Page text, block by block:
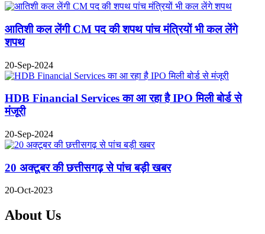
आतिशी कल लेंगी CM पद की शपथ पांच मंत्रियों भी कल लेंगे
शपथ
20-Sep-2024
HDB Financial Services का आ रहा है IPO मिली बोर्ड से
मंजूरी
20-Sep-2024
20 अक्टूबर की छत्तीसगढ़ से पांच बड़ी खबर
20-Oct-2023
About Us